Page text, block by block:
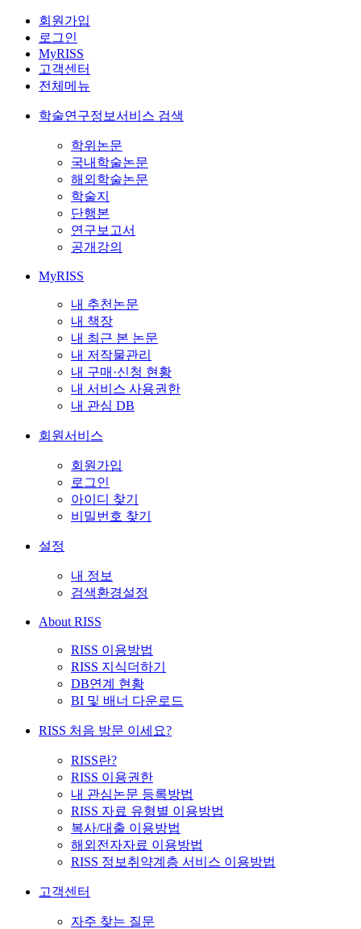
회원가입
로그인
MyRISS
고객센터
전체메뉴
학술연구정보서비스 검색
학위논문
국내학술논문
해외학술논문
학술지
단행본
연구보고서
공개강의
MyRISS
내 추천논문
내 책장
내 최근 본 논문
내 저작물관리
내 구매·신청 현황
내 서비스 사용권한
내 관심 DB
회원서비스
회원가입
로그인
아이디 찾기
비밀번호 찾기
설정
내 정보
검색환경설정
About RISS
RISS 이용방법
RISS 지식더하기
DB연계 현황
BI 및 배너 다운로드
RISS 처음 방문 이세요?
RISS란?
RISS 이용권한
내 관심논문 등록방법
RISS 자료 유형별 이용방법
복사/대출 이용방법
해외전자자료 이용방법
RISS 정보취약계층 서비스 이용방법
고객센터
자주 찾는 질문